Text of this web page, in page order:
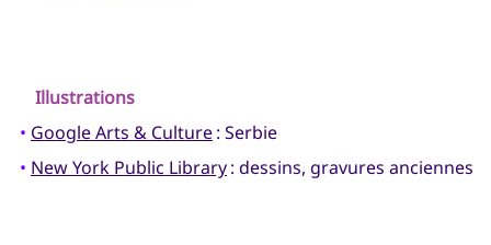
Illustrations
• Google Arts & Culture: Serbie
• New York Public Library: dessins, gravures anciennes